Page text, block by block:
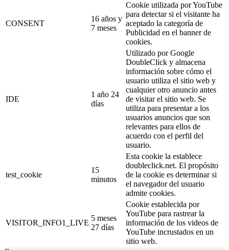
CONSENT
16 años y
7 meses
Cookie utilizada por YouTube
para detectar si el visitante ha
aceptado la categoría de
Publicidad en el banner de
cookies.
IDE
1 año 24
días
Utilizado por Google
DoubleClick y almacena
información sobre cómo el
usuario utiliza el sitio web y
cualquier otro anuncio antes
de visitar el sitio web. Se
utiliza para presentar a los
usuarios anuncios que son
relevantes para ellos de
acuerdo con el perfil del
usuario.
test_cookie
15
minutos
Esta cookie la establece
doubleclick.net. El propósito
de la cookie es determinar si
el navegador del usuario
admite cookies.
VISITOR_INFO1_LIVE
5 meses
27 días
Cookie establecida por
YouTube para rastrear la
información de los videos de
YouTube incrustados en un
sitio web.